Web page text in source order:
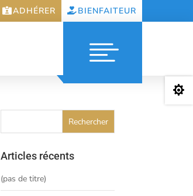
ADHÉRER BIENFAITEUR
Articles récents
(pas de titre)
